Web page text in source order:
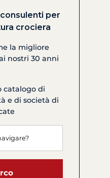
per
crociera
la migliore
nostri 30 anni
catalogo di
e di società di